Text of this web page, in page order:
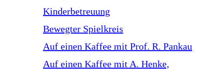
Kinderbetreuung
Bewegter Spielkreis
Auf einen Kaffee mit Prof. R. Pankau
Auf einen Kaffee mit A. Henke,